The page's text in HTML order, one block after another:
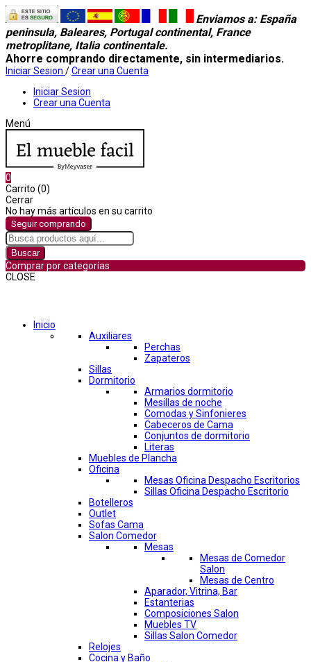
Enviamos a: España
peninsula, Baleares, Portugal continental, France
metroplitane, Italia continentale.
Ahorre comprando directamente, sin intermediarios.
Iniciar Sesion /Crear una Cuenta
Iniciar Sesion
Crear una Cuenta
Menú
0
Carrito (0)
Cerrar
No hay más artículos en su carrito
Seguir comprando
Buscar
Comprar por categorías
CLOSE
Inicio
Auxiliares
Perchas
Zapateros
Sillas
Dormitorio
Armarios dormitorio
Mesillas de noche
Comodas y Sinfonieres
Cabeceros de Cama
Conjuntos de dormitorio
Literas
Muebles de Plancha
Oficina
Mesas Oficina Despacho Escritorios
Sillas Oficina Despacho Escritorio
Botelleros
Outlet
Sofas Cama
Salon Comedor
Mesas
Mesas de Comedor
Salon
Mesas de Centro
Aparador, Vitrina, Bar
Estanterias
Composiciones Salon
Muebles TV
Sillas Salon Comedor
Relojes
Cocina y Baño